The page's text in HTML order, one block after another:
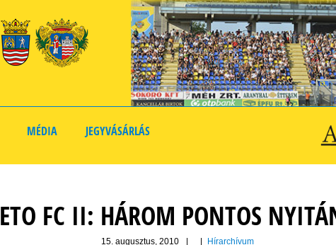
MÉDIA JEGYVÁSÁRLÁS
ETO FC II: HÁROM PONTOS
15. augusztus, 2010 Hírarchívum